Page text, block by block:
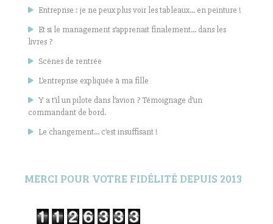
Entreprise : je ne peux plus voir les tableaux… en peinture !
Et si le management s’apprenait finalement… dans les
livres ?
Scènes de rentrée
L’entreprise expliquée à ma fille
Y a t’il un pilote dans l’avion ? Témoignage d’un
commandant de bord.
Le changement… c’est insuffisant !
MERCI POUR VOTRE FIDÉLITÉ DEPUIS 2013